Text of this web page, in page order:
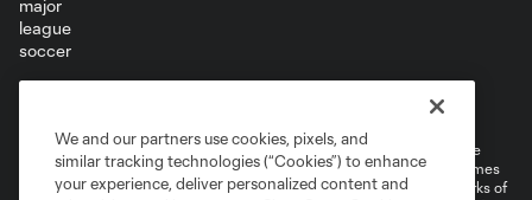
Cookies Settings
©2026 MLS. The Major League Soccer and MLS name and shield are
registered trademarks of Major League Soccer, L.L.C. (“MLS”). The names
and logos of MLS teams are registered and/or common law trademarks of
We and our partners use cookies, pixels, and
similar tracking technologies (“Cookies”) to enhance
your experience, deliver personalized content and